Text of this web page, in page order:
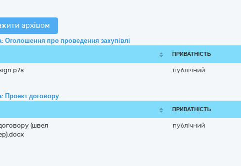
архівом
Оголошення про проведення закупівлі
ПРИВАТНІСТЬ
публічний
Проект договору
ПРИВАТНІСТЬ
(швел
публічний